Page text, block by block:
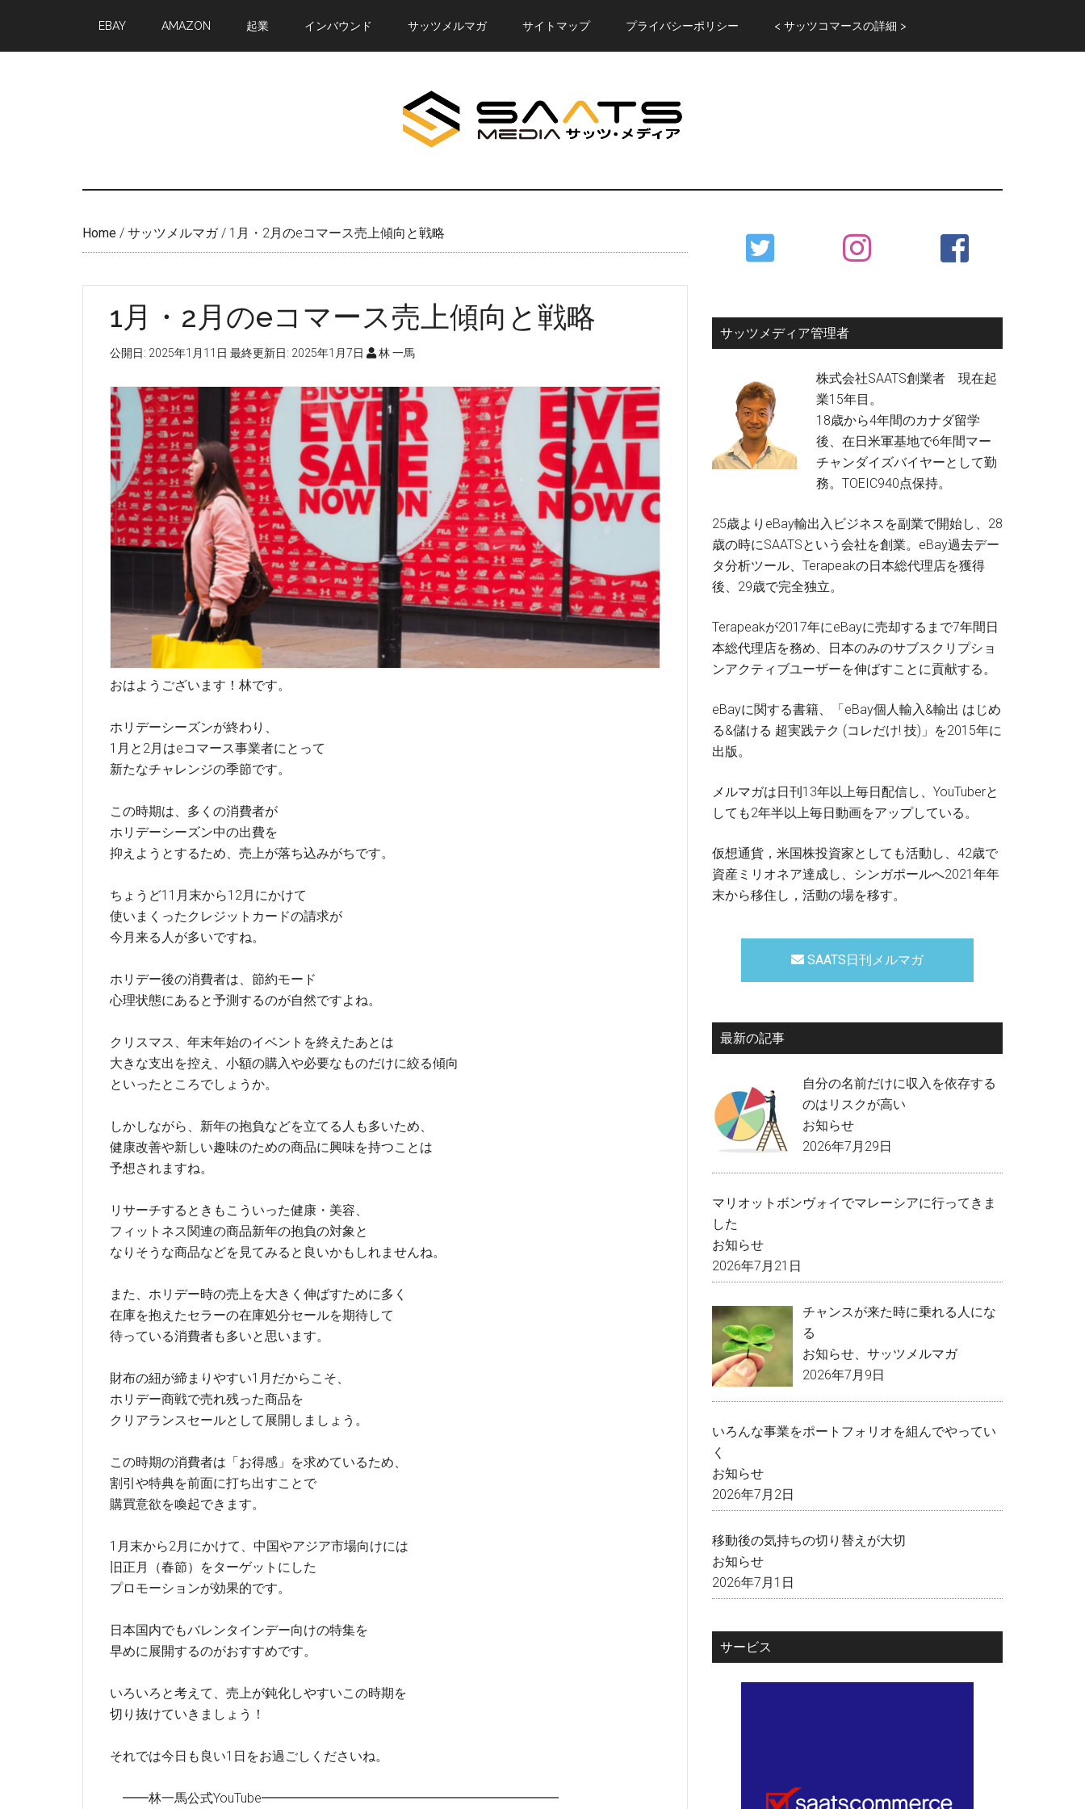
main
primary
EBAY AMAZON 起業 インバウンド サッツメルマガ サイトマップ プライバシーポリシー < サッツコマースの詳細 >
Home / サッツメルマガ / 1月・2月のeコマース売上傾向と戦略
1月・2月のeコマース売上傾向と戦略
公開日: 2025年1月11日 最終更新日: 2025年1月7日 林 一馬
おはようございます！林です。
ホリデーシーズンが終わり、
1月と2月はeコマース事業者にとって
新たなチャレンジの季節です。
この時期は、多くの消費者が
ホリデーシーズン中の出費を
抑えようとするため、売上が落ち込みがちです。
ちょうど11月末から12月にかけて
使いまくったクレジットカードの請求が
今月来る人が多いですね。
ホリデー後の消費者は、節約モード
心理状態にあると予測するのが自然ですよね。
クリスマス、年末年始のイベントを終えたあとは
大きな支出を控え、小額の購入や必要なものだけに絞る傾向
といったところでしょうか。
しかしながら、新年の抱負などを立てる人も多いため、
健康改善や新しい趣味のための商品に興味を持つことは
予想されますね。
リサーチするときもこういった健康・美容、
フィットネス関連の商品新年の抱負の対象と
なりそうな商品などを見てみると良いかもしれませんね。
また、ホリデー時の売上を大きく伸ばすために多く
在庫を抱えたセラーの在庫処分セールを期待して
待っている消費者も多いと思います。
財布の紐が締まりやすい1月だからこそ、
ホリデー商戦で売れ残った商品を
クリアランスセールとして展開しましょう。
この時期の消費者は「お得感」を求めているため、
割引や特典を前面に打ち出すことで
購買意欲を喚起できます。
1月末から2月にかけて、中国やアジア市場向けには
旧正月（春節）をターゲットにした
プロモーションが効果的です。
日本国内でもバレンタインデー向けの特集を
早めに展開するのがおすすめです。
いろいろと考えて、売上が鈍化しやすいこの時期を
切り抜けていきましょう！
それでは今日も良い1日をお過ごしくださいね。
━━林一馬公式YouTube━━━━━━━━━━━━━━━━━━━━━━━
Primary
Sidebar
サッツメディア管理者
株式会社SAATS創業者 現在起
業15年目。
18歳から4年間のカナダ留学
後、在日米軍基地で6年間マー
チャンダイズバイヤーとして勤
務。TOEIC940点保持。
25歳よりeBay輸出入ビジネスを副業で開始し、28
歳の時にSAATSという会社を創業。eBay過去デー
タ分析ツール、Terapeakの日本総代理店を獲得
後、29歳で完全独立。
Terapeakが2017年にeBayに売却するまで7年間日
本総代理店を務め、日本のみのサブスクリプショ
ンアクティブユーザーを伸ばすことに貢献する。
eBayに関する書籍、「eBay個人輸入&輸出 はじめ
る&儲ける 超実践テク (コレだけ! 技)」を2015年に
出版。
メルマガは日刊13年以上毎日配信し、YouTuberと
しても2年半以上毎日動画をアップしている。
仮想通貨，米国株投資家としても活動し、42歳で
資産ミリオネア達成し、シンガポールへ2021年年
末から移住し，活動の場を移す。
SAATS日刊メルマガ
最新の記事
自分の名前だけに収入を依存する
のはリスクが高い
お知らせ
2026年7月29日
マリオットボンヴォイでマレーシアに行ってきま
した
お知らせ
2026年7月21日
チャンスが来た時に乗れる人にな
る
お知らせ
サッツメルマガ
2026年7月9日
いろんな事業をポートフォリオを組んでやってい
く
お知らせ
2026年7月2日
移動後の気持ちの切り替えが大切
お知らせ
2026年7月1日
サービス